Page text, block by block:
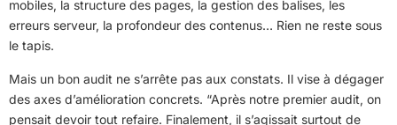
mobiles, la structure des pages, la gestion des balises, les
erreurs serveur, la profondeur des contenus… Rien ne reste sous
le tapis.
Mais un bon audit ne s’arrête pas aux constats. Il vise à dégager
des axes d’amélioration concrets. “Après notre premier audit, on
pensait devoir tout refaire. Finalement, il s’agissait surtout de